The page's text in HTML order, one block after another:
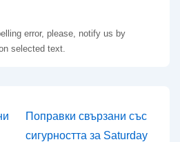
error, please, notify us by
selected text.
Следваща
публикация
Поправки свързани със
сигурността за Saturday